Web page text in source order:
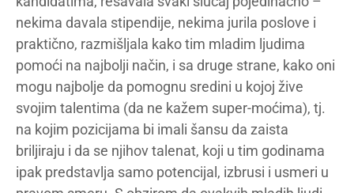
nekima davala stipendije, nekima jurila poslove i
praktično, razmišljala kako tim mladim ljudima
pomoći na najbolji način, i sa druge strane, kako oni
mogu najbolje da pomognu sredini u kojoj žive
svojim talentima (da ne kažem super-moćima), tj.
na kojim pozicijama bi imali šansu da zaista
briljiraju i da se njihov talenat, koji u tim godinama
ipak predstavlja samo potencijal, izbrusi i usmeri u